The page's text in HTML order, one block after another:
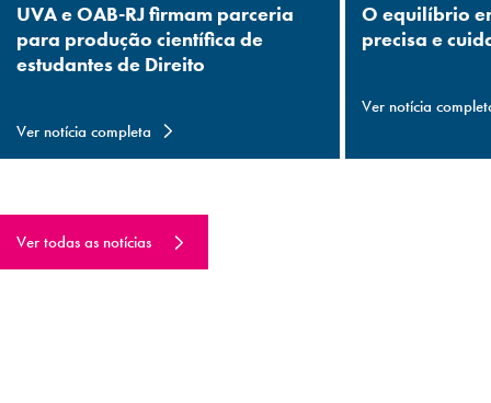
UVA e OAB-RJ firmam parceria
para produção científica de
estudantes de Direito
Ver notícia completa
O equilíbrio
precisa e
Ver notícia
Ver todas as notícias